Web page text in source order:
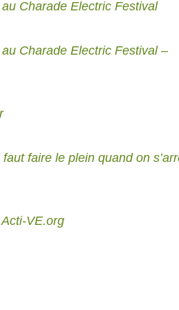
Charade Electric Festival
Charade Electric Festival –
faire le plein quand on
VE.org